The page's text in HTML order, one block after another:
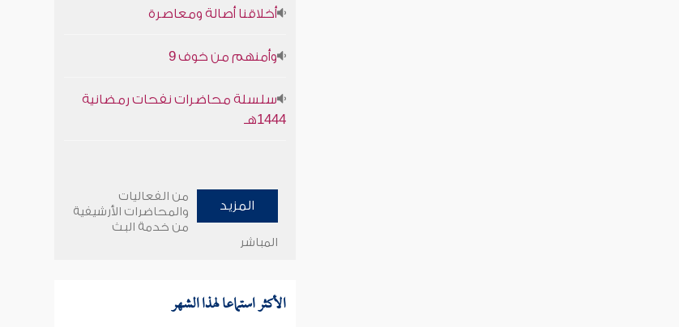
أخلاقنا أصالة ومعاصرة
وأمنهم من خوف 9
سلسلة محاضرات نفحات رمضانية
1444هـ
المزيد
من الفعاليات
والمحاضرات الأرشيفية
من خدمة البث
المباشر
الأكثر استماعا لهذا الشهر